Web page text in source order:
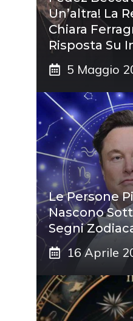
Un’altra! La
Chiara
Risposta Su
5 Maggio
Le Persone
Nascono
Segni
16 Aprile